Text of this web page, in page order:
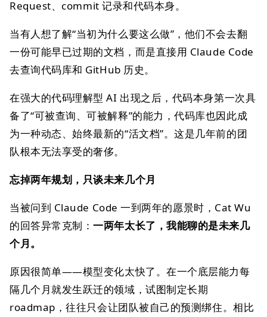
Request、commit 记录和代码本身。
当有人想了解“当初为什么要这么做”，他们不会去翻
一份可能早已过期的文档，而是直接用 Claude Code
去查询代码库和 GitHub 历史。
在强大的代码理解型 AI 出现之后，代码本身第一次具
备了“可被查询、可被解释”的能力，代码库也因此成
为一种动态、始终最新的“活文档”。这是几年前的团
队根本无法享受的奢侈。
忘掉两年规划，只谈未来几个月
当被问到 Claude Code 一到两年的愿景时，Cat Wu
的回答异常克制：一两年太长了，我能聊的是未来几
个月。
原因很简单——模型变化太快了。在一个底层能力每
隔几个月就发生跃迁的领域，试图制定长期
roadmap，往往只会让团队被自己的预测绑住。相比